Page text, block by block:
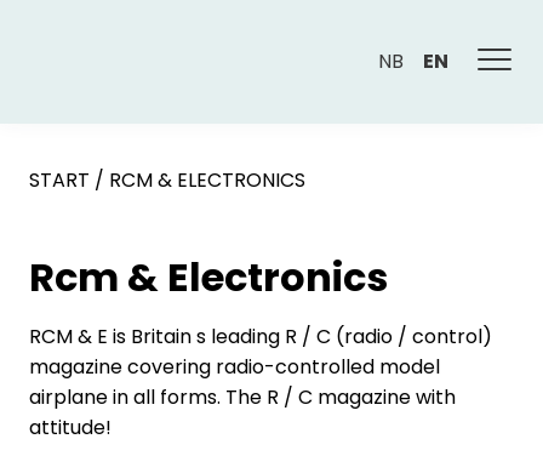
NB EN
START / RCM & ELECTRONICS
Rcm & Electronics
RCM & E is Britain s leading R / C (radio / control)
magazine covering radio-controlled model
airplane in all forms. The R / C magazine with
attitude!